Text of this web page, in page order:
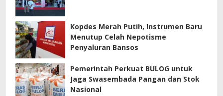
Kopdes Merah Putih, Instrumen Baru
Menutup Celah Nepotisme
Penyaluran Bansos
Pemerintah Perkuat BULOG untuk
Jaga Swasembada Pangan dan Stok
Nasional